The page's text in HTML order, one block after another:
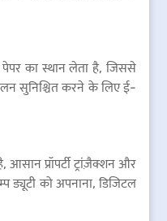
पेपर का स्थान लेता है, जिससे
सुनिश्चित करने के लिए ई-
प्रॉपर्टी ट्रांज़ैक्शन और
ड्यूटी को अपनाना, डिजिटल